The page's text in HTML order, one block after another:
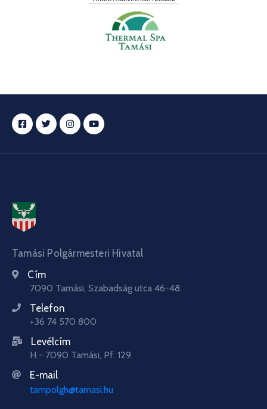
Tamási Polgármesteri Hivatal
Cím
7090 Tamási, Szabadság utca 46-48.
Telefon
+36 74 570 800
Levélcím
H - 7090 Tamási, Pf. 129.
E-mail
tampolgh@tamasi.hu